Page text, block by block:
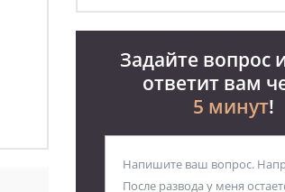
Задайте вопрос
ответит вам
5 минут!